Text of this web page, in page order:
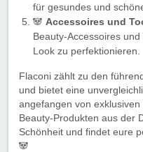
für gesundes und
🐼️ Accessoires und
Beauty-Accessoires
Look zu perfektionieren.
Flaconi zählt zu den
und bietet eine
angefangen von
Beauty-Produkten aus der
Schönheit und findet eure
🐼️